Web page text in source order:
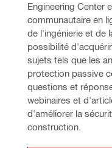
Engineering Center
communautaire en
de l'ingénierie et de
possibilité
sujets tels que les
protection passive
questions et
webinaires et
d'améliorer la
construction.